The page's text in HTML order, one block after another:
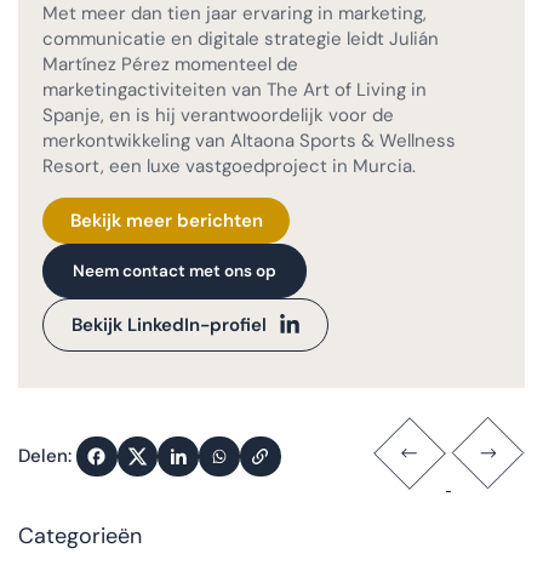
Met meer dan tien jaar ervaring in marketing,
communicatie en digitale strategie leidt Julián
Martínez Pérez momenteel de
marketingactiviteiten van The Art of Living in
Spanje, en is hij verantwoordelijk voor de
merkontwikkeling van Altaona Sports & Wellness
Resort, een luxe vastgoedproject in Murcia.
Bekijk meer berichten
Neem contact met ons op
Bekijk LinkedIn-profiel
Delen:
Categorieën